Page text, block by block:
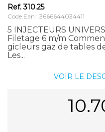
Ref.310.25
Code Ean : 3666644034411
5 INJECTEURS
Filetage 6 m/m
gicleurs gaz de tables
Les...
VOIR LE